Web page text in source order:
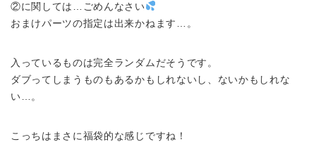
②に関しては…ごめんなさい
おまけパーツの指定は出来かねます…。
入っているものは完全ランダムだそうです。
ダブってしまうものもあるかもしれないし、ないかもしれな
い…。
こっちはまさに福袋的な感じですね！